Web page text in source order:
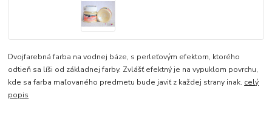
Dvojfarebná farba na vodnej báze, s perleťovým efektom, ktorého
odtieň sa líši od základnej farby. Zvlášť efektný je na vypuklom povrchu,
kde sa farba maľovaného predmetu bude javiť z každej strany inak. celý
popis